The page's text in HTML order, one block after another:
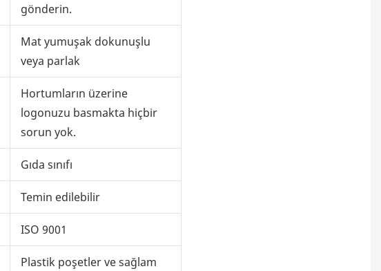
gönderin.
Mat yumuşak dokunuşlu
veya parlak
Hortumların üzerine
logonuzu basmakta hiçbir
sorun yok.
Gıda sınıfı
Temin edilebilir
ISO 9001
Plastik poşetler ve sağlam